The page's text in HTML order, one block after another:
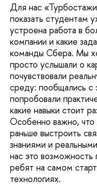
Для нас
показать студентам
устроена работа в
компании и какие
команды Сбера. Мы
просто услышали о
почувствовали
среду: пообщались с
попробовали
какие навыки стоит
Особенно важно, что
раньше выстроить
знаниями и
нас это
ребят на самом
технологиях.